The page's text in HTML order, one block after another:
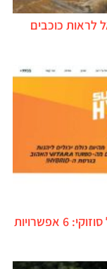
לראות כוכבים
הוצג הסדר פשרה בפרשת ההיברידיות של סוזוקי: 6 אפשרויות